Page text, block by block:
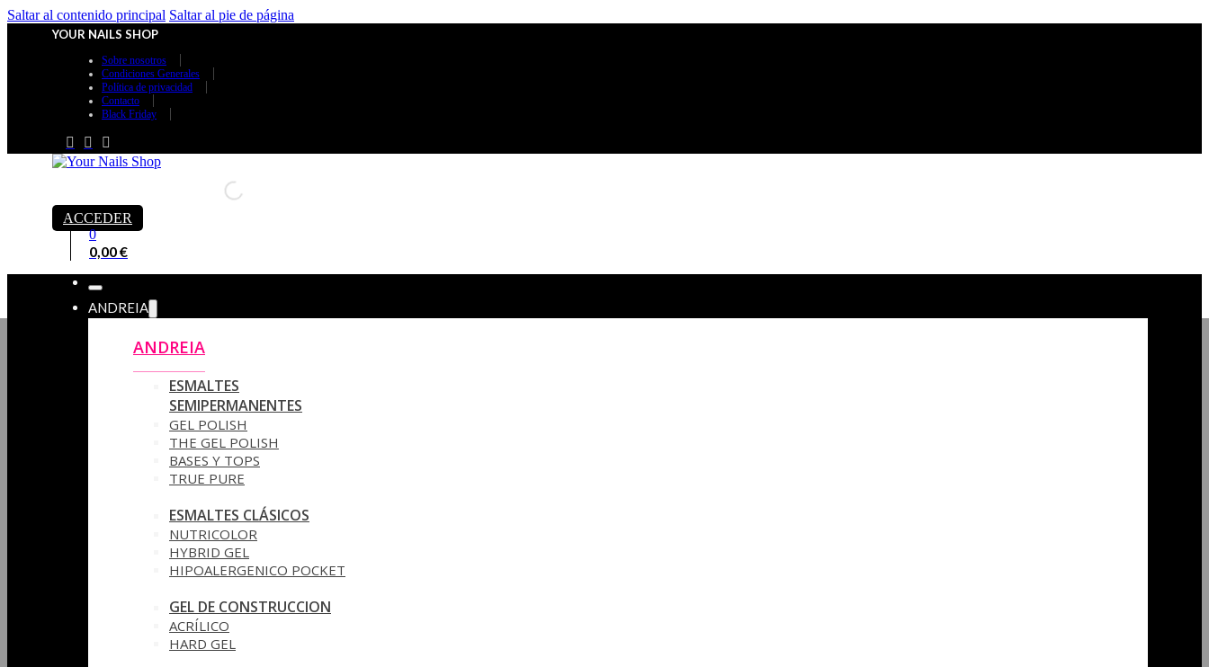
Saltar al contenido principal Saltar al pie de página
YOUR NAILS SHOP
Sobre nosotros
Condiciones Generales
Política de privacidad
Contacto
Black Friday
ACCEDER
0
0,00€
ANDREIA
ANDREIA
ESMALTES
SEMIPERMANENTES
GEL POLISH
THE GEL POLISH
BASES Y‎ TOPS
TRUE PURE
ESMALTES CLÁSICOS
NUTRICOLOR
HYBRID GEL
HIPOALERGENICO POCKET
GEL DE CONSTRUCCION
ACRÍLICO
HARD GEL